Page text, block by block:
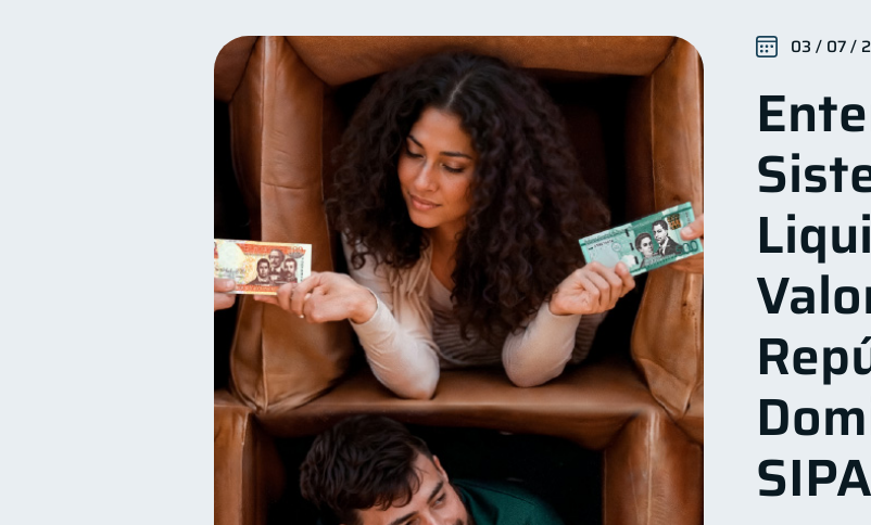
Salud financiera Productos financieros Organización Financiera
Ahorro Consejos 6 Tarjeta de crédito Historial crediticio
Derechos & Deberes Criptomonedas Cuenta Abandonada 2
Finanzas en Pareja 1 Educación Financiera Fraudes Mipymes
ahorro 1 Doble sueldo Gasto responsable 1 información
03 / 07 /